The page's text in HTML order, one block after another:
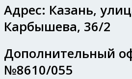
Адрес: Казань,
Карбышева, 36/2
Дополнительный
№8610/055